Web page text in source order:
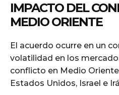
IMPACTO DEL
MEDIO ORIENTE
El acuerdo ocurre en un
volatilidad en los
conflicto en Medio
Estados Unidos, Israel e